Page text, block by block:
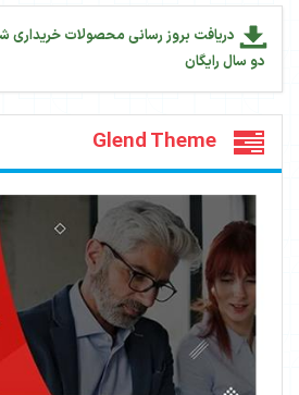
دریافت بروز رسانی محصولات خریداری
دو سال رایگان
Glend Theme